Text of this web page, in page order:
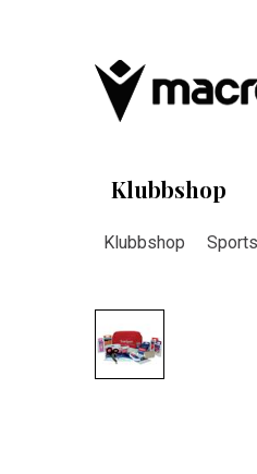
Klubbshop
Klubbshop